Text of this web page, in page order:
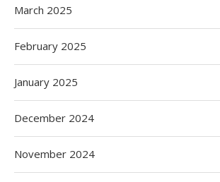
March 2025
February 2025
January 2025
December 2024
November 2024